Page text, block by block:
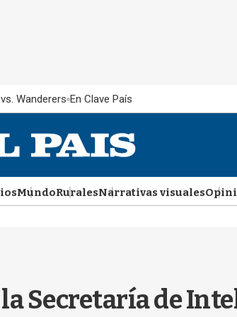
Wanderers En Clave País
MundoRuralesNarrativas visuales
Secretaría de